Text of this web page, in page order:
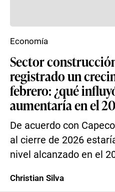
Sector
registrado un
febrero: ¿qué
aumentaría en el
De acuerdo con
al cierre de 2026
nivel alcanzado en el
Economía
Christian Silva